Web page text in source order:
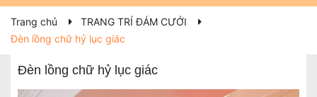
Trang chủ
TRANG TRÍ ĐÁM CƯỚI
Đèn lồng chữ hỷ lục giác
Đèn lồng chữ hỷ lục giác